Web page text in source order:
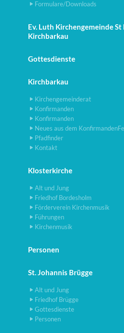
Formulare/Downloads
Ev. Luth Kirchengemeinde
Kirchbarkau
Gottesdienste
Kirchbarkau
Kirchengemeinderat
Konfirmanden
Konfirmanden
Neues aus dem
Pfadfinder
Kontakt
Klosterkirche
Alt und Jung
Friedhof Bordesholm
Förderverein Kirchenmusik
Führungen
Kirchenmusik
Personen
St. Johannis Brügge
Alt und Jung
Friedhof Brügge
Gottesdienste
Personen